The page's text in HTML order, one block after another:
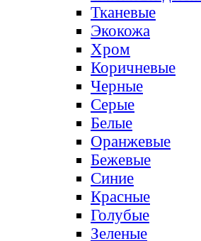
Тканевые
Экокожа
Хром
Коричневые
Черные
Серые
Белые
Оранжевые
Бежевые
Синие
Красные
Голубые
Зеленые